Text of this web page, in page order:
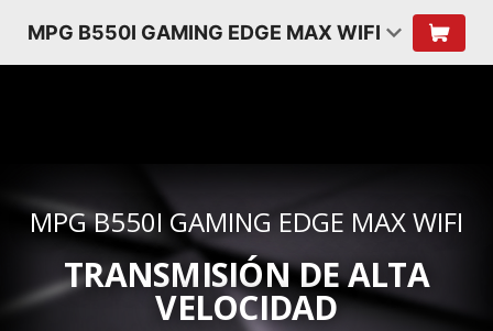
MPG B550I GAMING EDGE MAX WIFI
MPG B550I GAMING EDGE MAX WIFI
TRANSMISIÓN DE ALTA
VELOCIDAD